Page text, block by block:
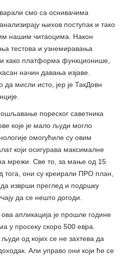
смо са оснивачима
њихов поступак и тако
нашим читаоцима. Након
тестова и узнемиравања
како платформа функционише,
начин давања изјаве.
да мисли исто, јер је ТакДовн
пореског саветника
које је мало људи могло
омогућиле су овим
који осигурава максималне
мрежи. Све то, за мање од 15
они су креирали ПРО план,
изврши преглед и подршку
да се нешто догоди.
апликација је прошле године
у просеку скоро 500 евра.
од којих се не захтева да
Али управо они који ће се